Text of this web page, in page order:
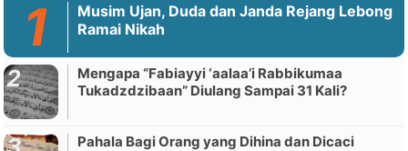
Musim Ujan, Duda dan Janda Rejang Lebong
Ramai Nikah
Mengapa “Fabiayyi ‘aalaa’i Rabbikumaa
Tukadzdzibaan” Diulang Sampai 31 Kali?
Pahala Bagi Orang yang Dihina dan Dicaci